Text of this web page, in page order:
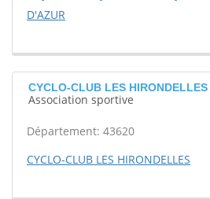
D'AZUR
CYCLO-CLUB LES
Association sportive
Département: 43620
CYCLO-CLUB LES HIRONDELLES